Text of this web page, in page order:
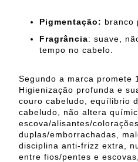
Pigmentação: branco
Fragrância: suave,
tempo no cabelo.
Segundo a marca promete
Higienização profunda e
couro cabeludo, equílibrio
cabeludo, não altera
escova/alisantes/
duplas/emborrachadas,
disciplina anti-frizz extra,
entre fios/pentes e